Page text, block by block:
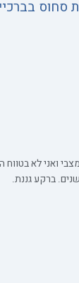
סחוס
ואני לא בטווח